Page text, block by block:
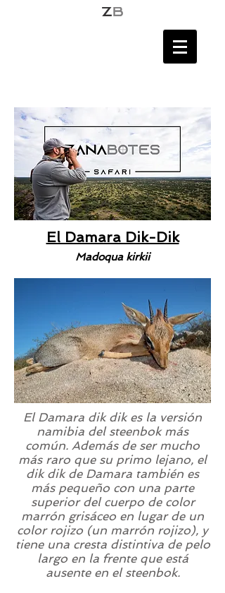
El Damara Dik-Dik
Madoqua kirkii
El Damara dik dik es la versión
namibia del steenbok más
común. Además de ser mucho
más raro que su primo lejano, el
dik dik de Damara también es
más pequeño con una parte
superior del cuerpo de color
marrón grisáceo en lugar de un
color rojizo (un marrón rojizo), y
tiene una cresta distintiva de pelo
largo en la frente que está
ausente en el steenbok.